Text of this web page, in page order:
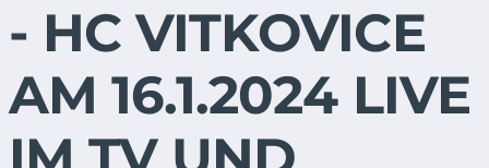
- HC VITKOVICE
AM 16.1.2024 LIVE